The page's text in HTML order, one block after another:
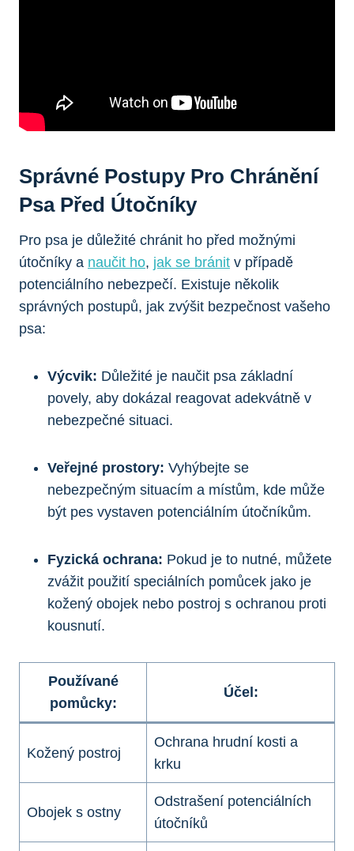
Správné Postupy Pro Chránění
Psa Před Útočníky
Pro psa je důležité chránit ho před možnými
útočníky a naučit ho, jak se bránit v případě
potenciálního nebezpečí. Existuje několik
správných postupů, jak zvýšit bezpečnost vašeho
psa:
Výcvik: Důležité je naučit psa základní
povely, aby dokázal reagovat adekvátně v
nebezpečné situaci.
Veřejné prostory: Vyhýbejte se
nebezpečným situacím a místům, kde může
být pes vystaven potenciálním útočníkům.
Fyzická ochrana: Pokud je to nutné, můžete
zvážit použití speciálních pomůcek jako je
kožený obojek nebo postroj s ochranou proti
kousnutí.
Používané
pomůcky:
Účel:
Kožený postroj
Ochrana hrudní kosti a
krku
Obojek s ostny
Odstrašení potenciálních
útočníků